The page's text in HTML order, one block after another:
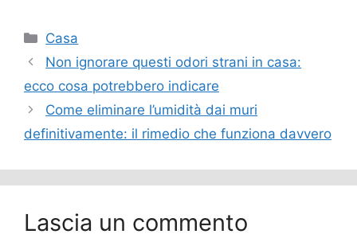
Categorie
Casa
Non ignorare questi odori strani in casa:
ecco cosa potrebbero indicare
Come eliminare l’umidità dai muri
definitivamente: il rimedio che funziona davvero
Lascia un commento